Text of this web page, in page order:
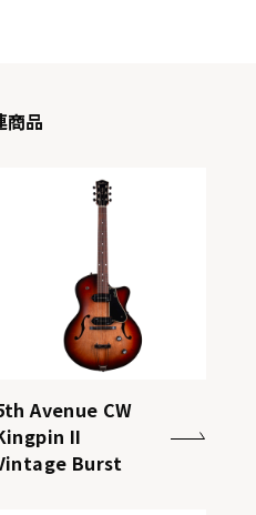
商品
Avenue CW
II
Burst